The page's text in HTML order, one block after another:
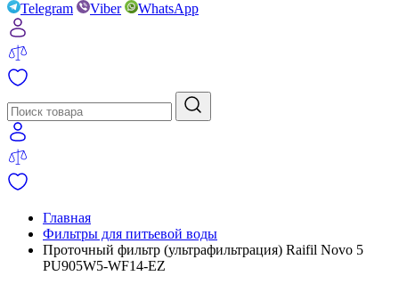
Telegram
Viber WhatsApp
Главная
Фильтры для питьевой воды
Проточный фильтр (ультрафильтрация) Raifil Novo 5
PU905W5-WF14-EZ